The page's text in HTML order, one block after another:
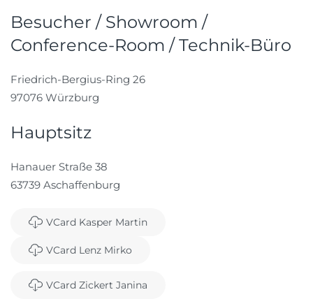
Besucher / Showroom /
Conference-Room / Technik-Büro
Friedrich-Bergius-Ring 26
97076 Würzburg
Hauptsitz
Hanauer Straße 38
63739 Aschaffenburg
VCard Kasper Martin
VCard Lenz Mirko
VCard Zickert Janina